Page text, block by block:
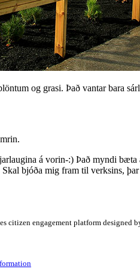
og grasi. Það vantar bara
á vorin-:) Það myndi bæta
bjóða mig fram til verksins,
citizen engagement platform designed